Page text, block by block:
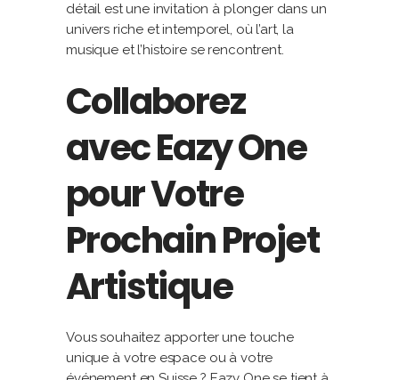
détail est une invitation à plonger dans un
univers riche et intemporel, où l’art, la
musique et l’histoire se rencontrent.
Collaborez
avec Eazy One
pour Votre
Prochain Projet
Artistique
Vous souhaitez apporter une touche
unique à votre espace ou à votre